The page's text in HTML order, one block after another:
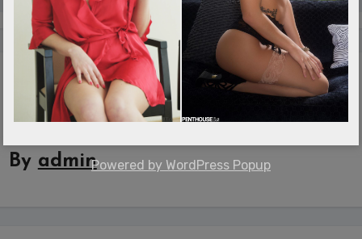
By adminPowered by WordPress Popup